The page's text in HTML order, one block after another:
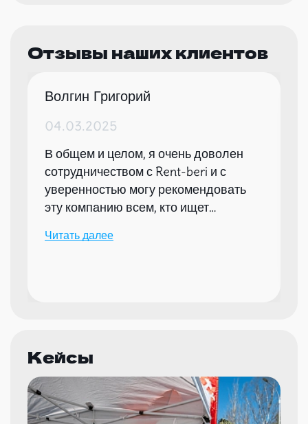
Отзывы наших клиентов
Волгин Григорий
04.03.2025
В общем и целом, я очень доволен
сотрудничеством с Rent-beri и с
уверенностью могу рекомендовать
эту компанию всем, кто ищет
мероприятий.
Читать далее
Кейсы